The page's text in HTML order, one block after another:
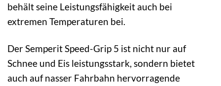
behält seine Leistungsfähigkeit auch bei
extremen Temperaturen bei.
Der Semperit Speed-Grip 5 ist nicht nur auf
Schnee und Eis leistungsstark, sondern bietet
auch auf nasser Fahrbahn hervorragende